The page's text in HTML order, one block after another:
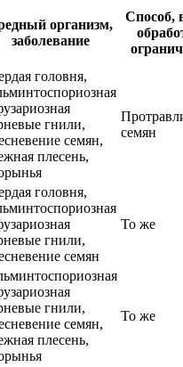
организм,
заболевание
Способ,
головня,
гнили,
семян,
плесень,
семян
головня,
гнили,
семян
То же
гнили,
семян,
плесень,
То же